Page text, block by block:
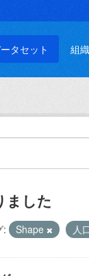
タセット 組織
ました
: Shape 人